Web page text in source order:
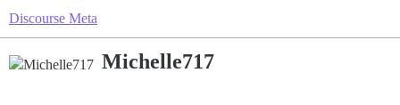
Discourse Meta
Michelle717